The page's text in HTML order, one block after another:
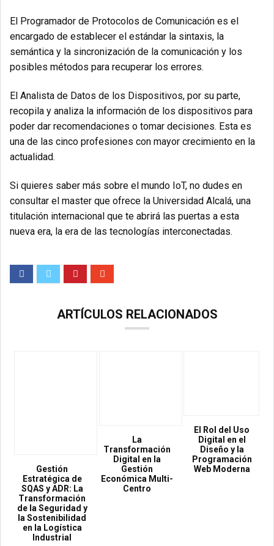
El Programador de Protocolos de Comunicación es el
encargado de establecer el estándar la sintaxis, la
semántica y la sincronización de la comunicación y los
posibles métodos para recuperar los errores.
El Analista de Datos de los Dispositivos, por su parte,
recopila y analiza la información de los dispositivos para
poder dar recomendaciones o tomar decisiones. Esta es
una de las cinco profesiones con mayor crecimiento en la
actualidad.
Si quieres saber más sobre el mundo IoT, no dudes en
consultar el master que ofrece la Universidad Alcalá, una
titulación internacional que te abrirá las puertas a esta
nueva era, la era de las tecnologías interconectadas.
ARTÍCULOS RELACIONADOS
Gestión
Estratégica de
SQAS y ADR: La
Transformación
de la Seguridad y
la Sostenibilidad
en la Logística
Industrial
La
Transformación
Digital en la
Gestión
Económica Multi-
Centro
El Rol del Uso
Digital en el
Diseño y la
Programación
Web Moderna